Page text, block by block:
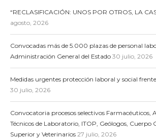
“RECLASIFICACIÓN: UNOS POR OTROS, LA
agosto, 2026
Convocadas más de 5.000 plazas de personal
Administración General del Estado 30 julio, 2026
Medidas urgentes protección laboral y social
30 julio, 2026
Convocatoria procesos selectivos Farmacéuticos,
Técnicos de Laboratorio, ITOP, Geólogos, Cuerpo
Superior y Veterinarios 27 julio, 2026